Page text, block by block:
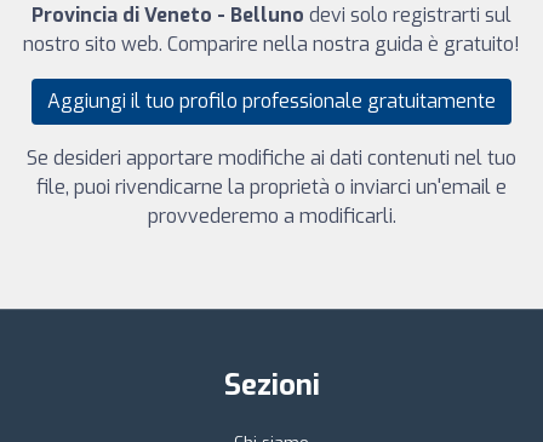
Provincia di Veneto - Belluno devi solo registrarti sul
nostro sito web. Comparire nella nostra guida è gratuito!
Aggiungi il tuo profilo professionale gratuitamente
Se desideri apportare modifiche ai dati contenuti nel tuo
file, puoi rivendicarne la proprietà o inviarci un'email e
provvederemo a modificarli.
Sezioni